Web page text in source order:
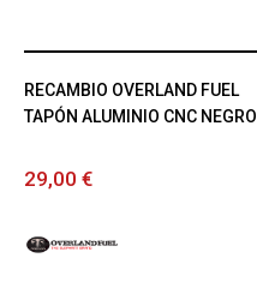
RECAMBIO OVERLAND FUEL
TAPÓN ALUMINIO CNC NEGRO
29,00 €